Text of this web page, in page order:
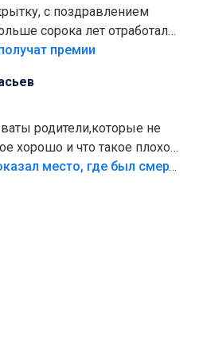
с поздравлением
сорока лет отработали
премии
родители,которые не
хорошо и что такое плохо!
безумия,есть же
«Попал на пику»: СК показал место, где был смертельно травмирован ребенок в Тольятти